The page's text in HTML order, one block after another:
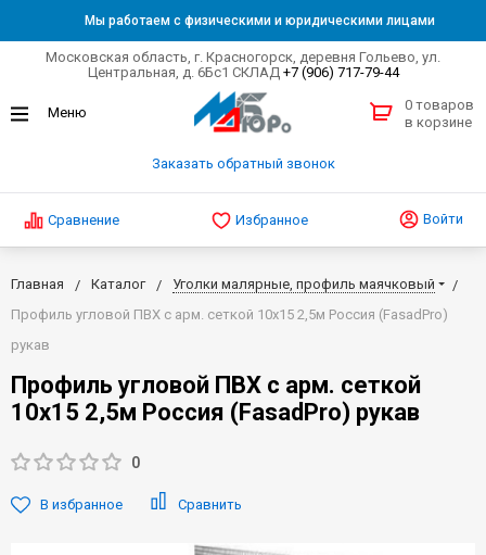
Мы работаем с физическими и юридическими лицами
Московская область, г. Красногорск, деревня Гольево, ул.
Центральная, д. 6Бс1 СКЛАД +7 (906) 717-79-44
Заказать обратный звонок
0 товаров
в корзине
Сравнение Избранное Войти
Главная Каталог
Уголки малярные, профиль маячковый
Профиль угловой ПВХ с арм. сеткой 10х15 2,5м Россия (FasadPro)
рукав
Профиль угловой ПВХ с арм. сеткой
10х15 2,5м Россия (FasadPro) рукав
0
В избранное Сравнить